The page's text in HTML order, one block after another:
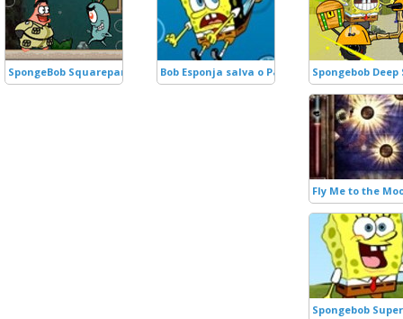
SpongeBob Squarepants Door of TimeBob Esponja salva o Patrick Spongebob
Fly Me to the
Spongebob